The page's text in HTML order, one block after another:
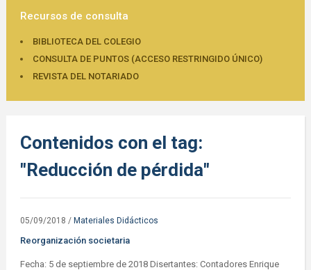
Recursos de consulta
BIBLIOTECA DEL COLEGIO
CONSULTA DE PUNTOS (ACCESO RESTRINGIDO ÚNICO)
REVISTA DEL NOTARIADO
Contenidos con el tag:
"Reducción de pérdida"
05/09/2018 / Materiales Didácticos
Reorganización societaria
Fecha: 5 de septiembre de 2018 Disertantes: Contadores Enrique